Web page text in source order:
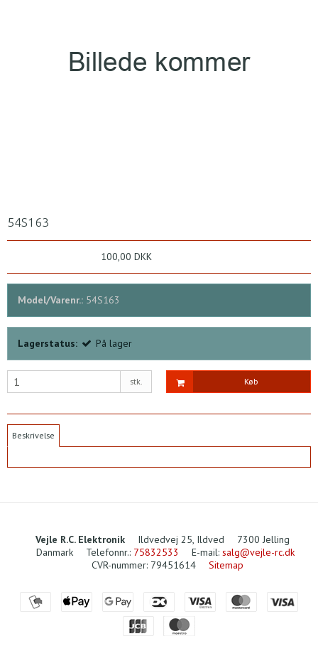
54S163
100,00 DKK
Model/Varenr.: 54S163
Lagerstatus: På lager
stk. Køb
Beskrivelse
Vejle R.C. Elektronik Ildvedvej 25, Ildved
7300 Jelling
Danmark
Telefonnr.: 75832533 E-mail: salg@vejle-rc.dk
CVR-nummer: 79451614 Sitemap